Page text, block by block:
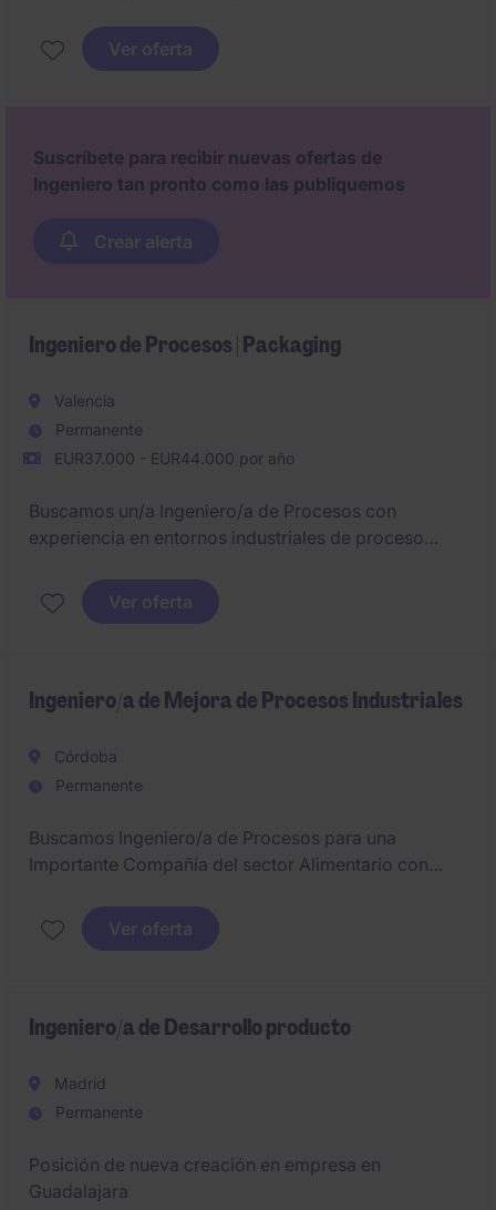
GMP. Excelente oportunidad para integrarse en un
proyecto industrial de alta complejidad técnica
Ver oferta
Suscríbete para recibir nuevas ofertas de
Ingeniero tan pronto como las publiquemos
Crear alerta
Ingeniero de Procesos | Packaging
Valencia
Permanente
EUR37.000 - EUR44.000 por año
Buscamos un/a Ingeniero/a de Procesos con
experiencia en entornos industriales de proceso
optimización productiva y análisis de datos en una
planta altamente automatizada. La posición ofrece la
impacto directo en la eficiencia y el rendimiento
Ver oferta
Ingeniero/a de Mejora de Procesos Industriales
Córdoba
Permanente
Buscamos Ingeniero/a de Procesos para una
Importante Compañía del sector Alimentario con
proyectos de mejora de procesos industriales y
ampliaciones de planta.
Ver oferta
Ingeniero/a de Desarrollo producto
Madrid
Permanente
Posición de nueva creación en empresa en
Guadalajara